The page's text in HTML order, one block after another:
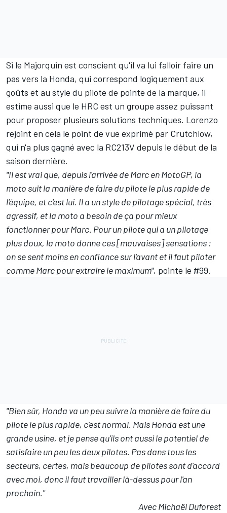
Si le Majorquin est conscient qu'il va lui falloir faire un
pas vers la Honda, qui correspond logiquement aux
goûts et au style du pilote de pointe de la marque, il
estime aussi que le HRC est un groupe assez puissant
pour proposer plusieurs solutions techniques. Lorenzo
rejoint en cela le point de vue exprimé par Crutchlow,
qui n'a plus gagné avec la RC213V depuis le début de la
saison dernière.
"Il est vrai que, depuis l'arrivée de Marc en MotoGP, la
moto suit la manière de faire du pilote le plus rapide de
l'équipe, et c'est lui. Il a un style de pilotage spécial, très
agressif, et la moto a besoin de ça pour mieux
fonctionner pour Marc. Pour un pilote qui a un pilotage
plus doux, la moto donne ces [mauvaises] sensations :
on se sent moins en confiance sur l'avant et il faut piloter
comme Marc pour extraire le maximum", pointe le #99.
"Bien sûr, Honda va un peu suivre la manière de faire du
pilote le plus rapide, c'est normal. Mais Honda est une
grande usine, et je pense qu'ils ont aussi le potentiel de
satisfaire un peu les deux pilotes. Pas dans tous les
secteurs, certes, mais beaucoup de pilotes sont d'accord
avec moi, donc il faut travailler là-dessus pour l'an
prochain."
Avec Michaël Duforest